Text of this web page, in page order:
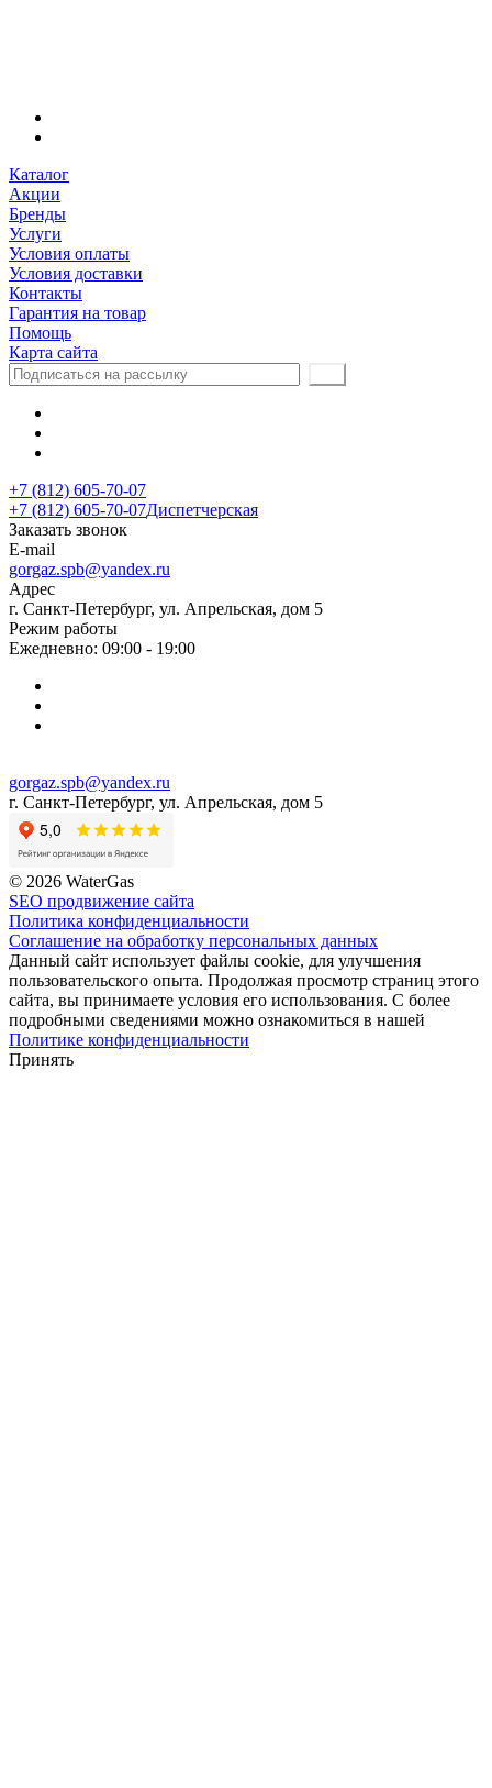
Каталог
Акции
Бренды
Услуги
Условия оплаты
Условия доставки
Контакты
Гарантия на товар
Помощь
Карта сайта
+7 (812) 605-70-07
+7 (812) 605-70-07Диспетчерская
Заказать звонок
E-mail
gorgaz.spb@yandex.ru
Адрес
г. Санкт-Петербург, ул. Апрельская, дом 5
Режим работы
Ежедневно: 09:00 - 19:00
gorgaz.spb@yandex.ru
г. Санкт-Петербург, ул. Апрельская, дом 5
© 2026 WaterGas
SEO продвижение сайта
Политика конфиденциальности
Соглашение на обработку персональных данных
Данный сайт использует файлы cookie, для улучшения
пользовательского опыта. Продолжая просмотр страниц этого
сайта, вы принимаете условия его использования. С более
подробными сведениями можно ознакомиться в нашей
Политике конфиденциальности
Принять